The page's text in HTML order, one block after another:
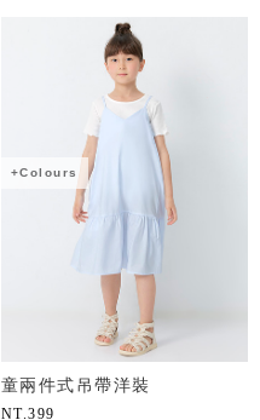
+Colours
童兩件式吊帶洋裝
NT. 399